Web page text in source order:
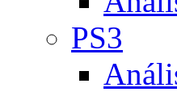
PS3